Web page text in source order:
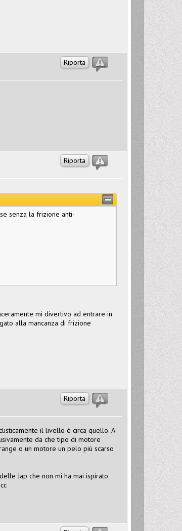
Riporta
Riporta
senza la frizione anti-
mi divertivo ad entrare in
alla mancanza di frizione
Riporta
il livello è circa quello. A
da che tipo di motore
o un motore un pelo più scarso
Jap che non mi ha mai ispirato